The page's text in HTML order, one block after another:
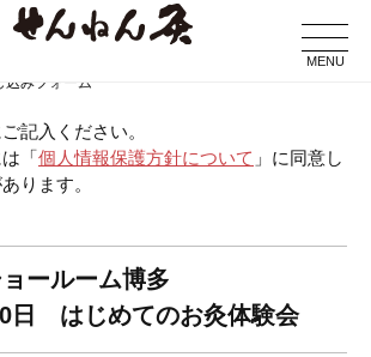
MENU
込みフォーム
記入ください。
「個人情報保護方針について 」に同意し
ります。
ールーム博多
日 はじめてのお灸体験会